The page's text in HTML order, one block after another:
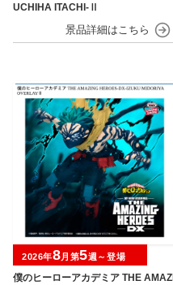
UCHIHA ITACHI-Ⅱ
僕のヒーローアカデミア THE AMAZI
2026年8月第5週～登場